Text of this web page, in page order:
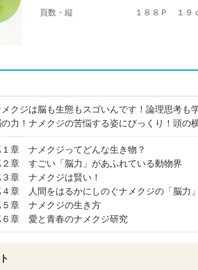
頁数・縦
１８８Ｐ １９
クジは脳も生態もスゴいんです！論理思考も
の力！ナメクジの苦悩する姿にびっくり！頭の
１章 ナメクジってどんな生き物？
２章 すごい「脳力」があふれている動物界
３章 ナメクジは賢い！
章 人間をはるかにしのぐナメクジの「脳力」
５章 ナメクジの生き方
６章 愛と青春のナメクジ研究